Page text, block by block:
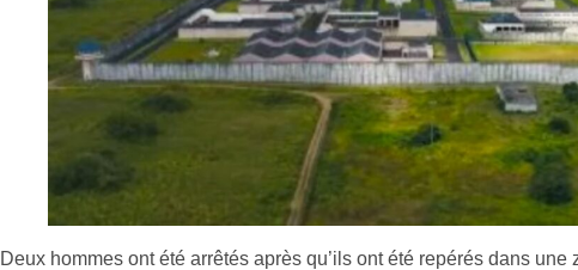
Deux hommes ont été arrêtés après qu’ils ont été repérés dans une